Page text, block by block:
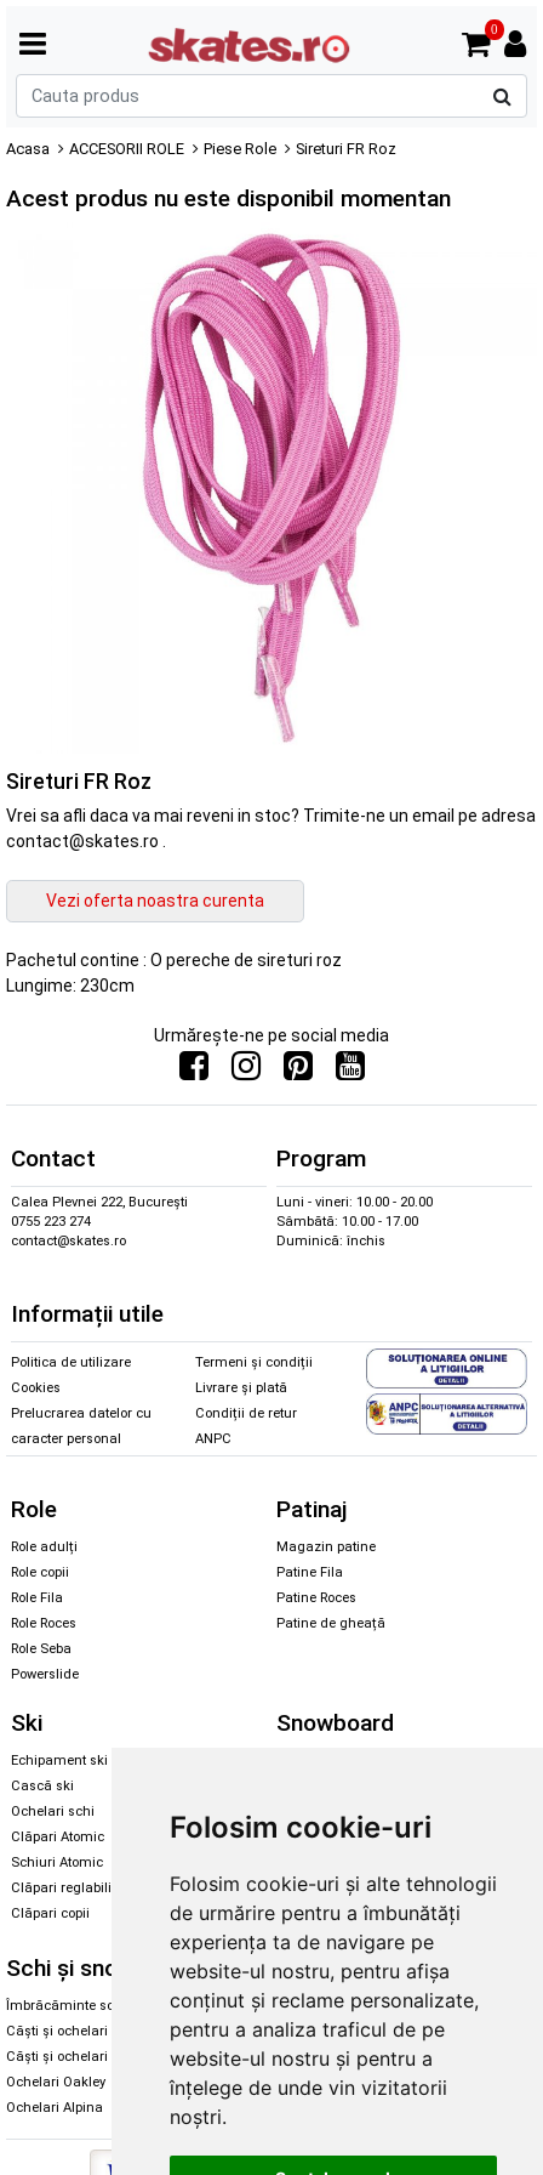
Folosim cookie-uri
Folosim cookie-uri și alte tehnologii
de urmărire pentru a îmbunătăți
experiența ta de navigare pe
website-ul nostru, pentru afișa
conținut și reclame personalizate,
pentru a analiza traficul de pe
website-ul nostru și pentru a
înțelege de unde vin vizitatorii
noștri.
0
Acasa ACCESORII ROLE Piese Role Sireturi FR Roz
Acest produs nu este disponibil momentan
Sireturi FR Roz
Vrei sa afli daca va mai reveni in stoc? Trimite-ne un email pe adresa
contact@skates.ro .
Pachetul contine : O pereche de sireturi roz
Lungime: 230cm
Urmărește-ne pe social media
Contact
Calea Plevnei 222, București
0755 223 274
contact@skates.ro
Program
Luni - vineri: 10.00 - 20.00
Sâmbătă: 10.00 - 17.00
Duminică: închis
Informații utile
Politica de utilizare
Cookies
Prelucrarea datelor cu
caracter personal
Termeni și condiții
Livrare și plată
Condiții de retur
ANPC
Role
Role adulți
Role copii
Role Fila
Role Roces
Role Seba
Powerslide
Patinaj
Magazin patine
Patine Fila
Patine Roces
Patine de gheață
Ski
Echipament ski
Cască ski
Ochelari schi
Clăpari Atomic
Schiuri Atomic
Clăpari reglabili
Clăpari copii
Snowboard
Legături Rome SDS
Enuff Skateboards
Schi și snowboard
Îmbrăcăminte schi și snowboard
Căști și ochelari de iarnă
Căști și ochelari Alpina
Ochelari Oakley
Ochelari Alpina
Diverse
Cum aleg rolele
Cum aleg ochelarii
Ochelari de soare Oakley
Ochelari de soare Alpina